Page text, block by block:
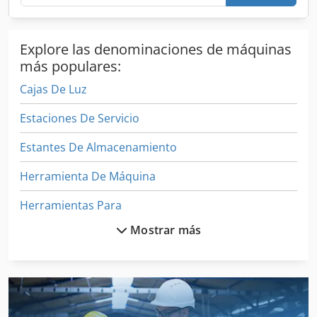
Explore las denominaciones de máquinas
más populares:
Cajas De Luz
Estaciones De Servicio
Estantes De Almacenamiento
Herramienta De Máquina
Herramientas Para
Maquina De Herramienta
Mostrar más